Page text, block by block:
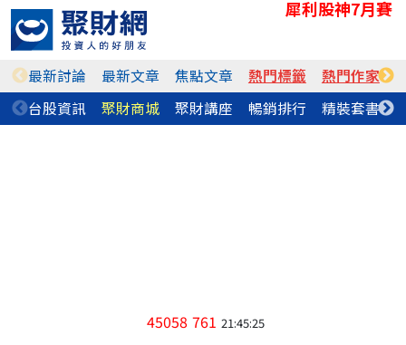
犀利股神7月賽
最新討論 最新文章 焦點文章 熱門標籤 熱門作家
台股資訊
聚財商城 聚財講座 暢銷排行 精裝套書
45058 761 21:45:25